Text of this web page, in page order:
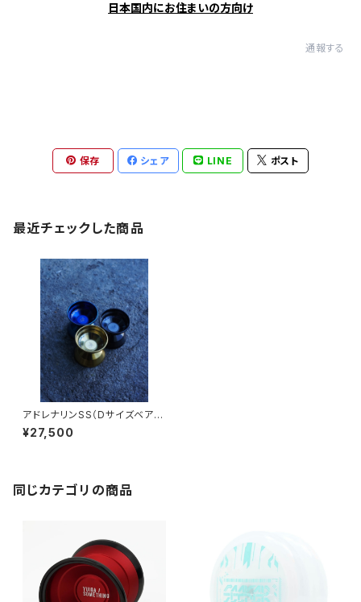
日本国内にお住まいの方向け
通報する
保存 シェア LINE ポスト
最近チェックした商品
アドレナリンSS（Dサイズベアリ
ング）
¥27,500
同じカテゴリの商品